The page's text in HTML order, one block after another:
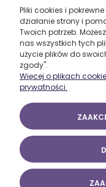
Firma zrealizowała
produkcyjnego - etap I
montaż
Całkowita wartość
została ze środków
w ramach
Marcinkowski 2025 - Z.U.P.
Sieradz
Pliki cookies i
działanie strony i
Twoich potrzeb.
nas wszystkich tych
użycie plików do
zgody".
Więcej o plikach
prywatności.